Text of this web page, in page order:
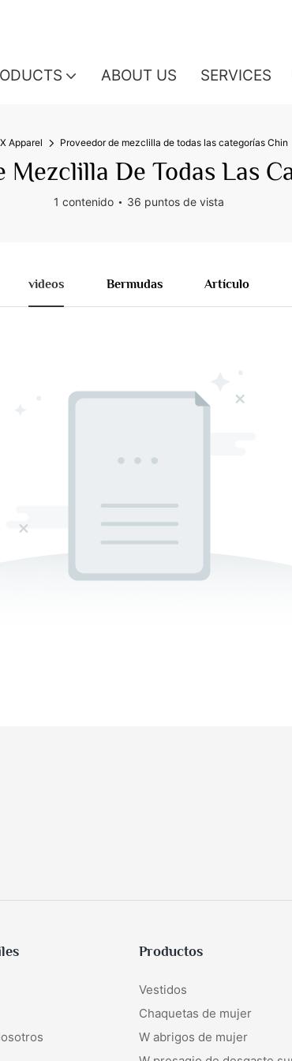
ABOUT US SERVICES
Apparel Proveedor de mezclilla de todas las categorías Chin
De Todas Las
1 contenido 36 puntos de vista
videos Bermudas Artículo
Productos
Vestidos
Chaquetas de mujer
W abrigos de mujer